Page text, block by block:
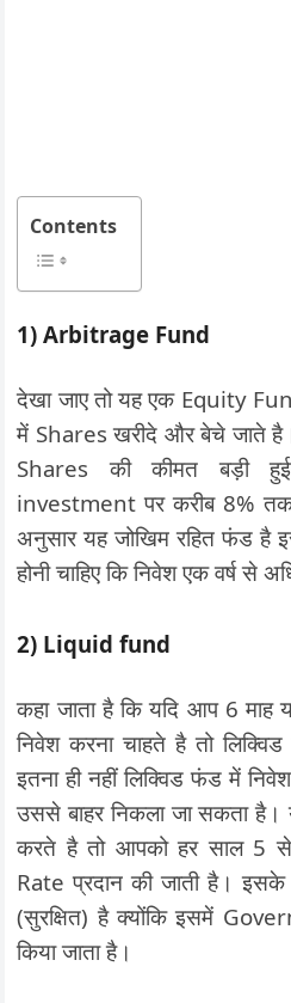
Contents
1) Arbitrage Fund
देखा जाए तो यह एक Equity
में Shares खरीदे और बेचे जाते
Shares की कीमत बड़ी
investment पर करीब 8% तक
अनुसार यह जोखिम रहित फंड है
होनी चाहिए कि निवेश एक वर्ष से
2) Liquid fund
कहा जाता है कि यदि आप 6
निवेश करना चाहते है तो
इतना ही नहीं लिक्विड फंड में
उससे बाहर निकला जा सकता
करते है तो आपको हर साल 5
Rate प्रदान की जाती है।
(सुरक्षित) है क्योंकि इसमें
किया जाता है।